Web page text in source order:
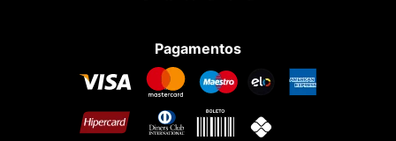
Pagamentos